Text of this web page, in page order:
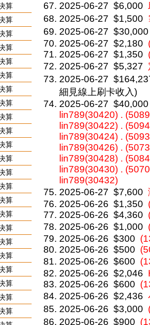
算
算
算
算
算
算
算
算
算
算
算
算
算
算
算
算
算
算
算
算
算
算
算
2025-06-27 $6,000
2025-06-27 $1,500
2025-06-27 $30,000
2025-06-27 $2,180
2025-06-27 $1,350
2025-06-27 $5,327
2025-06-27
細見線上刷卡收入)
2025-06-27 $40,000
lin789(30420) .
lin789(30422) .
lin789(30424) .
lin789(30426) .
lin789(30428) .
lin789(30430) .
lin789(30432)
2025-06-27 $7,600
2025-06-26 $1,350
2025-06-26 $4,360
2025-06-26 $1,000
2025-06-26 $300
2025-06-26 $500
2025-06-26 $600
2025-06-26 $2,046
2025-06-26 $600
2025-06-26 $2,436
2025-06-26 $3,000
2025-06-26 $900